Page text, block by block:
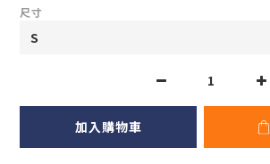
尺寸
加入購物車